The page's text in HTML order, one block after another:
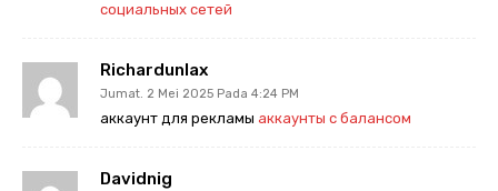
социальных сетей
Richardunlax
Jumat. 2 Mei 2025 Pada 4:24 PM
аккаунт для рекламы аккаунты с балансом
Davidnig